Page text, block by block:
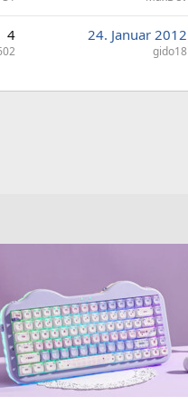
4 24. Januar 2012
gido18